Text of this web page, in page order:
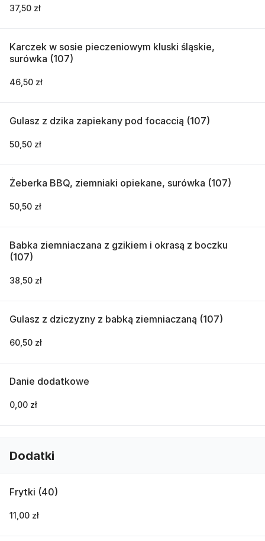
37,50 zł
Karczek w sosie pieczeniowym kluski śląskie,
surówka (107)
46,50 zł
Gulasz z dzika zapiekany pod focaccią (107)
50,50 zł
Żeberka BBQ, ziemniaki opiekane, surówka (107)
50,50 zł
Babka ziemniaczana z gzikiem i okrasą z boczku
(107)
38,50 zł
Gulasz z dziczyzny z babką ziemniaczaną (107)
60,50 zł
Danie dodatkowe
0,00 zł
Dodatki
Frytki (40)
11,00 zł